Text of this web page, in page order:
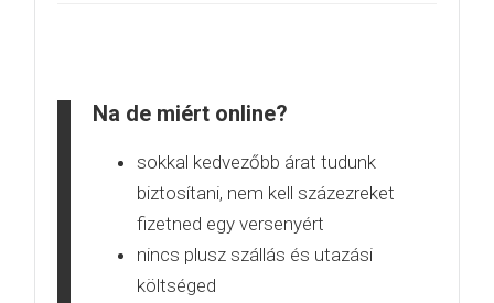
Na de miért online?
sokkal kedvezőbb árat tudunk
biztosítani, nem kell százezreket
fizetned egy versenyért
nincs plusz szállás és utazási
költséged